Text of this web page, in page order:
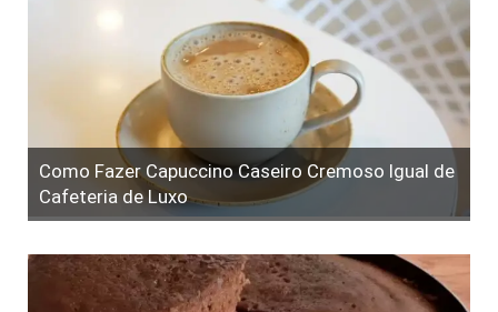
Como Fazer Capuccino Caseiro Cremoso Igual de
Cafeteria de Luxo